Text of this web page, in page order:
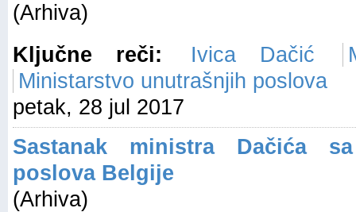
(Arhiva)
Ključne reči:
Ivica Dačić
Ministarstvo unutrašnjih poslova
petak, 28 jul 2017
Sastanak ministra Dačića
poslova Belgije
(Arhiva)